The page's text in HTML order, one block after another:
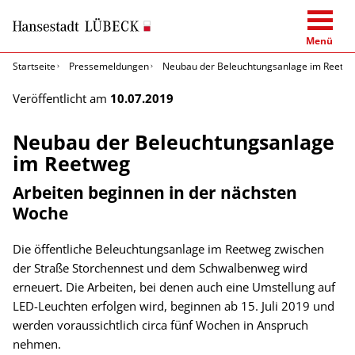
Menü
Startseite
Pressemeldungen Neubau der Beleuchtungsanlage im
Veröffentlicht am 10.07.2019
Neubau der Beleuchtungsanlage
im Reetweg
Arbeiten beginnen in der nächsten
Woche
Die öffentliche Beleuchtungsanlage im Reetweg zwischen
der Straße Storchennest und dem Schwalbenweg wird
erneuert. Die Arbeiten, bei denen auch eine Umstellung auf
LED-Leuchten erfolgen wird, beginnen ab 15. Juli 2019 und
werden voraussichtlich circa fünf Wochen in Anspruch
nehmen.